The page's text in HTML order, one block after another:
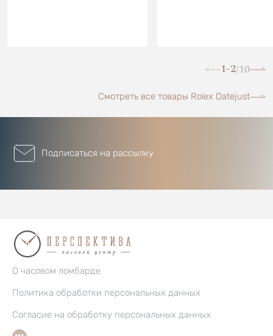
1-2/10
Смотреть все товары Rolex Datejust
Подписаться на рассылку
О часовом ломбарде
Политика обработки персональных данных
Согласие на обработку персональных данных